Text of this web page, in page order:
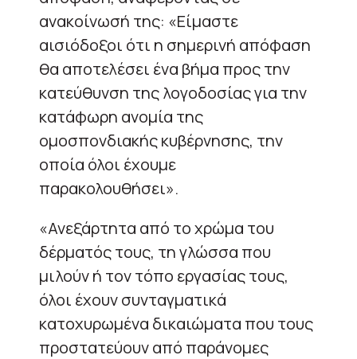
ανακοίνωσή της: «Είμαστε
αισιόδοξοι ότι η σημερινή απόφαση
θα αποτελέσει ένα βήμα προς την
κατεύθυνση της λογοδοσίας για την
κατάφωρη ανομία της
ομοσπονδιακής κυβέρνησης, την
οποία όλοι έχουμε
παρακολουθήσει».
«Ανεξάρτητα από το χρώμα του
δέρματός τους, τη γλώσσα που
μιλούν ή τον τόπο εργασίας τους,
όλοι έχουν συνταγματικά
κατοχυρωμένα δικαιώματα που τους
προστατεύουν από παράνομες